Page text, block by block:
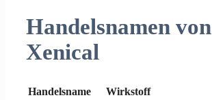
Handelsnamen von
Xenical
Handelsname
Wirkstoff